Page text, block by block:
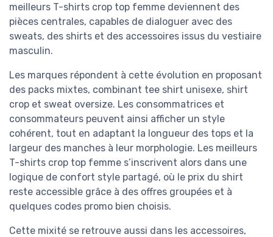
meilleurs T-shirts crop top femme deviennent des
pièces centrales, capables de dialoguer avec des
sweats, des shirts et des accessoires issus du vestiaire
masculin.
Les marques répondent à cette évolution en proposant
des packs mixtes, combinant tee shirt unisexe, shirt
crop et sweat oversize. Les consommatrices et
consommateurs peuvent ainsi afficher un style
cohérent, tout en adaptant la longueur des tops et la
largeur des manches à leur morphologie. Les meilleurs
T-shirts crop top femme s’inscrivent alors dans une
logique de confort style partagé, où le prix du shirt
reste accessible grâce à des offres groupées et à
quelques codes promo bien choisis.
Cette mixité se retrouve aussi dans les accessoires,